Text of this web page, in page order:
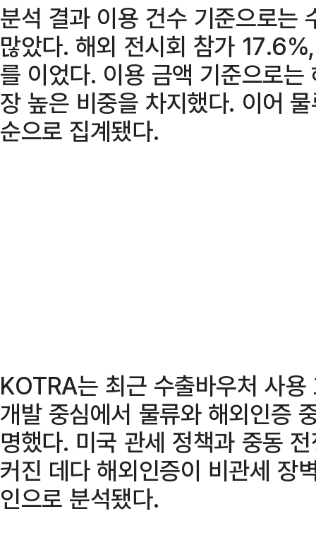
분석 결과 이용 건수 기준으로
많았다. 해외 전시회 참가
를 이었다. 이용 금액 기준으로
장 높은 비중을 차지했다. 이어
순으로 집계됐다.
KOTRA는 최근 수출바우처 사용
개발 중심에서 물류와 해외인증
명했다. 미국 관세 정책과 중동
커진 데다 해외인증이 비관세 장
인으로 분석됐다.